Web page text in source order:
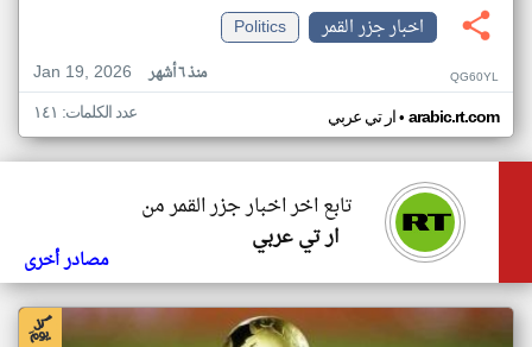
اخبار جزر القمر
Politics
Jan 19, 2026
منذ ٦ أشهر QG60YL
ار تي عربي• arabic.rt.com عدد الكلمات: ١٤١
تابع اخر اخبار جزر القمر من
ار تي عربي
مصادر أخرى